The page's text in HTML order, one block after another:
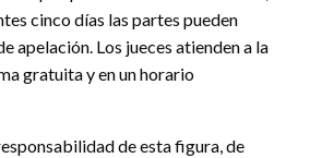
cinco días las partes pueden
apelación. Los jueces atienden a la
gratuita y en un horario
de esta figura, de